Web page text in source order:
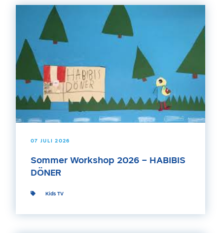
07 JULI 2026
Sommer Workshop 2026 – HABIBIS
DÖNER
Kids TV